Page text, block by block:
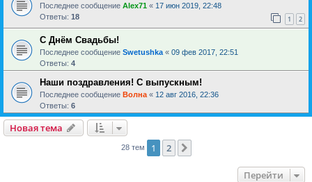
Последнее сообщение Alex71 « 17 июн 2019, 22:48
Ответы: 18 1 2
С Днём Свадьбы!
Последнее сообщение Swetushka « 09 фев 2017, 22:51
Ответы: 4
Наши поздравления! С выпускным!
Последнее сообщение Волна « 12 авг 2016, 22:36
Ответы: 6
Новая тема
28 тем 1 2
Перейти